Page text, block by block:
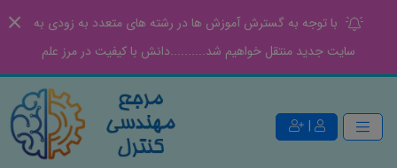
با توجه به گسترش آموزش ها در رشته های متعدد به زودی به
سایت جدید منتقل خواهیم شد..........دانش با کیفیت در مرز علم
|